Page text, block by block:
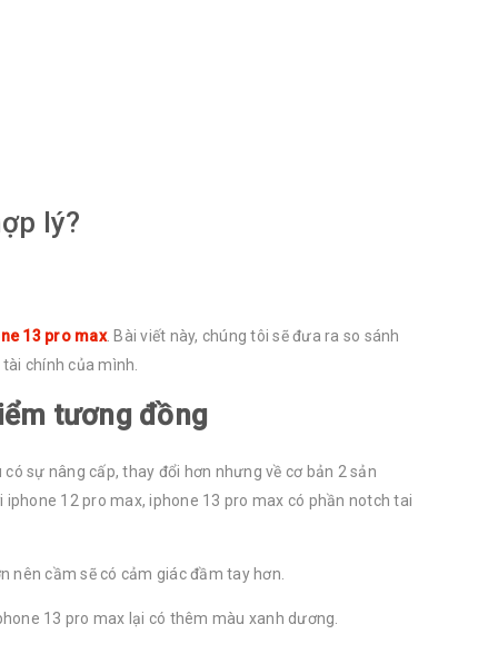
lý?
13 pro max. Bài viết này, chúng tôi sẽ đưa ra so sánh
chính của mình.
tương đồng
sự nâng cấp, thay đổi hơn nhưng về cơ bản 2 sản
12 pro max, iphone 13 pro max có phần notch tai
nên cầm sẽ có cảm giác đầm tay hơn.
13 pro max lại có thêm màu xanh dương.